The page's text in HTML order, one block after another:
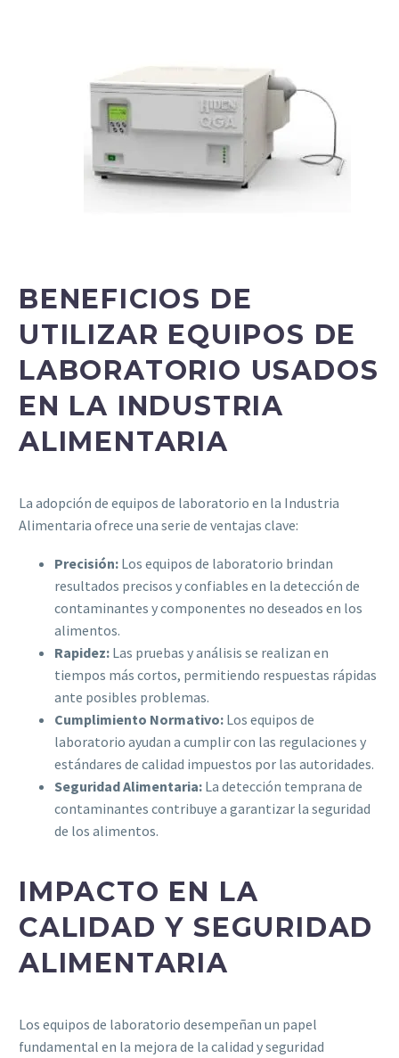
BENEFICIOS DE
UTILIZAR EQUIPOS DE
LABORATORIO USADOS
EN LA INDUSTRIA
ALIMENTARIA
La adopción de equipos de laboratorio en la Industria
Alimentaria ofrece una serie de ventajas clave:
Precisión: Los equipos de laboratorio brindan
resultados precisos y confiables en la detección de
contaminantes y componentes no deseados en los
alimentos.
Rapidez: Las pruebas y análisis se realizan en
tiempos más cortos, permitiendo respuestas rápidas
ante posibles problemas.
Cumplimiento Normativo: Los equipos de
laboratorio ayudan a cumplir con las regulaciones y
estándares de calidad impuestos por las autoridades.
Seguridad Alimentaria: La detección temprana de
contaminantes contribuye a garantizar la seguridad
de los alimentos.
IMPACTO EN LA
CALIDAD Y SEGURIDAD
ALIMENTARIA
Los equipos de laboratorio desempeñan un papel
fundamental en la mejora de la calidad y seguridad